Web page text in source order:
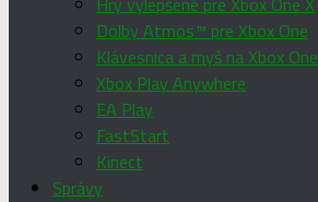
Dolby Atmos™ pre Xbox One
Klávesnica a myš na Xbox One
Xbox Play Anywhere
EA Play
FastStart
Kinect
Správy